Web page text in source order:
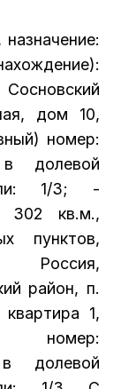
дом 10,
номер:
в долевой
1/3; -
302 кв.м.,
пунктов,
Россия,
район, п.
1,
номер:
в долевой